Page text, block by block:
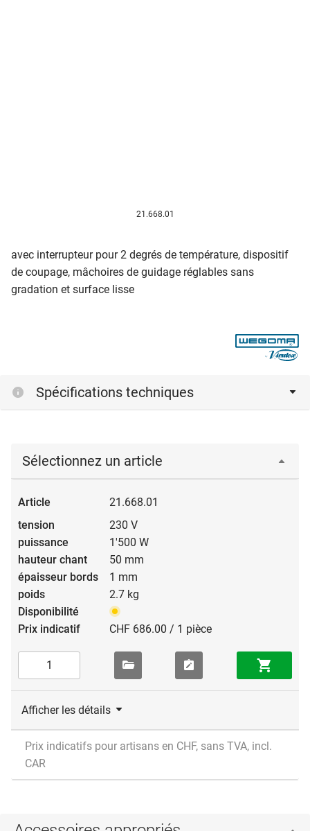
21.668.01
avec interrupteur pour 2 degrés de température, dispositif
de coupage, mâchoires de guidage réglables sans
gradation et surface lisse
Spécifications techniques
Sélectionnez un article
21.668.01
230 V
1'500 W
50 mm
1 mm
2.7 kg
CHF 686.00 / 1 pièce
Afficher les détails
Prix indicatifs pour artisans en CHF, sans TVA, incl.
CAR